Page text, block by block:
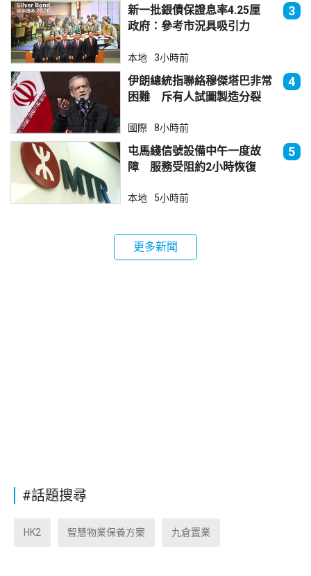
新一批銀債保證息率4.25厘
政府：參考市況具吸引力
3
本地 3小時前
伊朗總統指聯絡穆傑塔巴非常
困難 斥有人試圖製造分裂
4
國際 8小時前
屯馬綫信號設備中午一度故
障 服務受阻約2小時恢復
5
本地 5小時前
更多新聞
#話題搜尋
HK2 智慧物業保養方案 九倉置業